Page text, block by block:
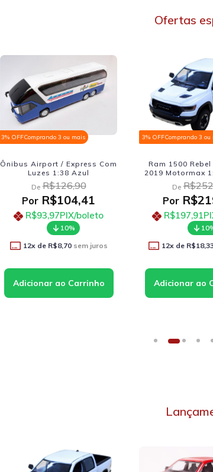
Ofertas
3% OFFComprando 3 ou mais
Ônibus Airport / Express Com
Luzes 1:38 Azul
De R$126,90
Por R$104,41
R$93,97PIX/boleto
10%
12x de R$8,70sem juros
3% OFFComprando 3 ou
Ram 1500 Rebel
2019 Motormax
De
Por
R$197,91
12x de